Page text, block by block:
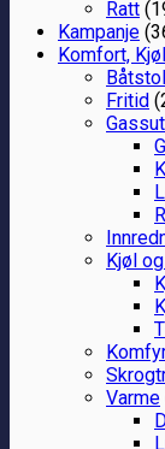
Ratt
Kampanje
Komfort,
Fritid
Kjøl
Varme